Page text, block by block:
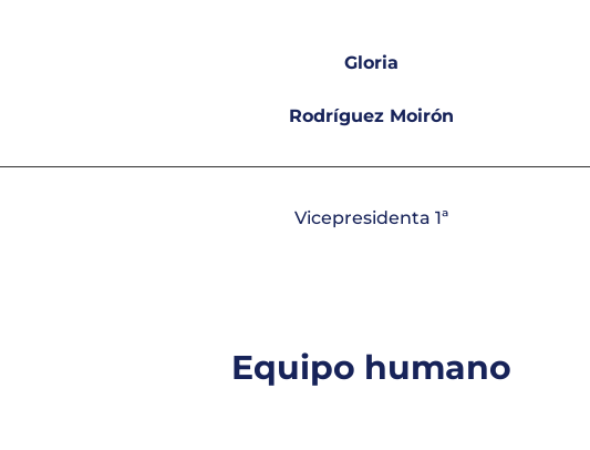
Gloria
Rodríguez Moirón
Vicepresidenta 1ª
Equipo humano